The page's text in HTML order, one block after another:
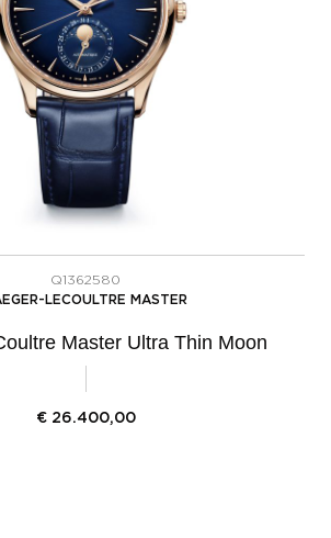
Q1362580
LECOULTRE MASTER
Master Ultra Thin Moon
€ 26.400,00